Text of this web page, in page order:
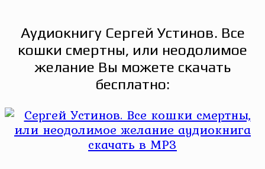
Аудиокнигу Сергей Устинов. Все
кошки смертны, или неодолимое
желание Вы можете скачать
бесплатно: